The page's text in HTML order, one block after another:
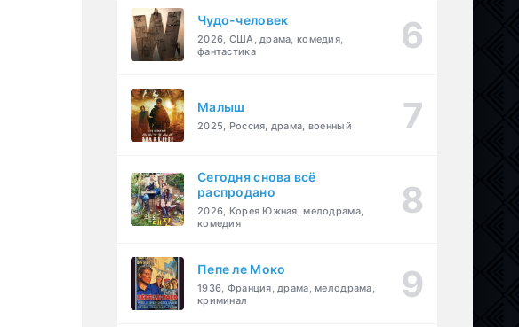
Чудо-человек
2026, США, драма, комедия,
фантастика
Малыш
2025, Россия, драма, военный
Сегодня снова всё
распродано
2026, Корея Южная, мелодрама,
комедия
Пепе ле Моко
1936, Франция, драма, мелодрама,
криминал